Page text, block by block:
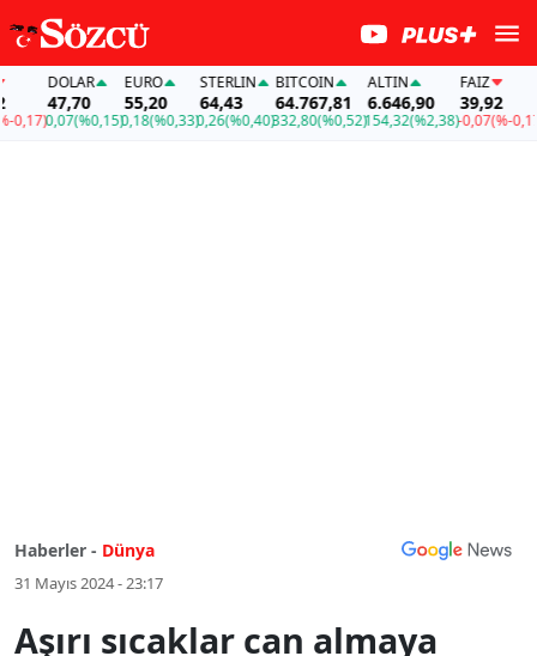
DOLAR
47,70
0,07(%0,15)
EURO
55,20
0,18(%0,33)
STERLIN
64,43
0,26(%0,40)
BITCOIN
64.767,81
332,80(%0,52)
ALTIN
6.646,90
154,32(%2,38)
FAİZ
39,92
-0,07(%-0,17)
Haberler - Dünya
31 Mayıs 2024 - 23:17
Aşırı sıcaklar can almaya